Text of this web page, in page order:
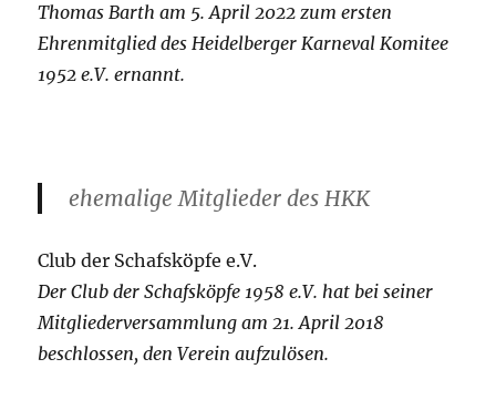
Thomas Barth am 5. April 2022 zum ersten
Ehrenmitglied des Heidelberger Karneval Komitee
1952 e.V. ernannt.
ehemalige Mitglieder des HKK
Club der Schafsköpfe e.V.
Der Club der Schafsköpfe 1958 e.V. hat bei seiner
Mitgliederversammlung am 21. April 2018
beschlossen, den Verein aufzulösen.